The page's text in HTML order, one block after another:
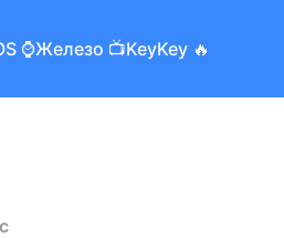
⌚️Железо 📺KeyKey 🔥